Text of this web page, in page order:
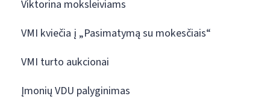
Viktorina moksleiviams
VMI kviečia į „Pasimatymą su mokesčiais“
VMI turto aukcionai
Įmonių VDU palyginimas